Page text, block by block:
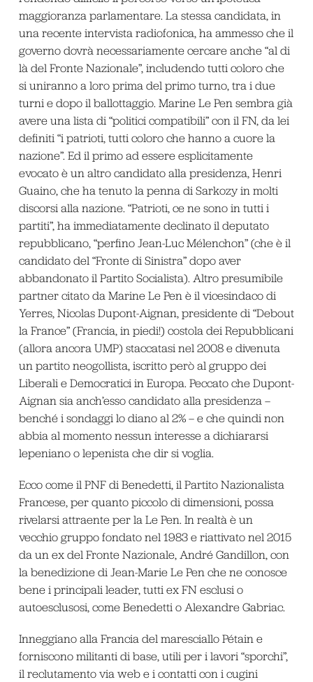
maggioranza parlamentare. La stessa candidata, in
una recente intervista radiofonica, ha ammesso che il
governo dovrà necessariamente cercare anche “al di
là del Fronte Nazionale”, includendo tutti coloro che
si uniranno a loro prima del primo turno, tra i due
turni e dopo il ballottaggio. Marine Le Pen sembra già
avere una lista di “politici compatibili” con il FN, da lei
definiti “i patrioti, tutti coloro che hanno a cuore la
nazione”. Ed il primo ad essere esplicitamente
evocato è un altro candidato alla presidenza, Henri
Guaino, che ha tenuto la penna di Sarkozy in molti
discorsi alla nazione. “Patrioti, ce ne sono in tutti i
partiti”, ha immediatamente declinato il deputato
repubblicano, “perfino Jean-Luc Mélenchon” (che è il
candidato del “Fronte di Sinistra” dopo aver
abbandonato il Partito Socialista). Altro presumibile
partner citato da Marine Le Pen è il vicesindaco di
Yerres, Nicolas Dupont-Aignan, presidente di “Debout
la France” (Francia, in piedi!) costola dei Repubblicani
(allora ancora UMP) staccatasi nel 2008 e divenuta
un partito neogollista, iscritto però al gruppo dei
Liberali e Democratici in Europa. Peccato che Dupont-
Aignan sia anch’esso candidato alla presidenza –
benché i sondaggi lo diano al 2% – e che quindi non
abbia al momento nessun interesse a dichiararsi
lepeniano o lepenista che dir si voglia.
Ecco come il PNF di Benedetti, il Partito Nazionalista
Francese, per quanto piccolo di dimensioni, possa
rivelarsi attraente per la Le Pen. In realtà è un
vecchio gruppo fondato nel 1983 e riattivato nel 2015
da un ex del Fronte Nazionale, André Gandillon, con
la benedizione di Jean-Marie Le Pen che ne conosce
bene i principali leader, tutti ex FN esclusi o
autoesclusosi, come Benedetti o Alexandre Gabriac.
Inneggiano alla Francia del maresciallo Pétain e
forniscono militanti di base, utili per i lavori “sporchi”,
il reclutamento via web e i contatti con i cugini